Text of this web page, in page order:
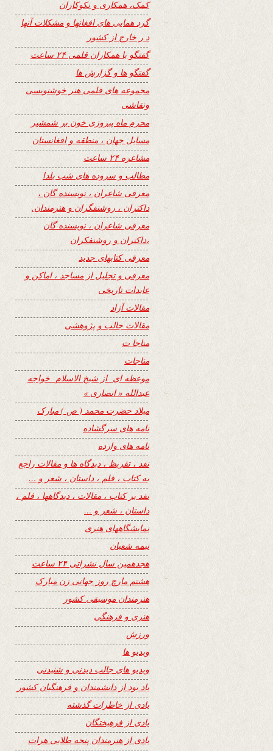
کمک، همکاری و نکوکاران
گرد همایی های افغانها و مشکلات آنها
د ر خارج از کشور
گفتگو با همکاران قلمی ۲۴ ساعت
گفتگو ها و گزارش ها
مجموعه های قلمی هنر خوشنویسی
ونقاشی
محرم ماه پیروزی خون بر شمشیر
مسایل جهان ، منطقه و افغانستان
مشاعره ۲۴ ساعت
مطالب و سروده های شب یلدا
معرفی شاعران ، نویسنده گان ،
داکتران ، روشنفگران و هنرمندان.
معرفی شاعران ، نویسنده گان
،داکتران و روشنفکران
معرفی کتابهای جدید
معرفی و تجلیل از مساجد ، اماکن و
عابدات تاریخی
مقالات آزاد
مقالات جالب و پژوهشی
مناجا ت
مناجات
موعظه ای از شیخ الاسلام خواجه
عبدالله « انصاری »
میلاد حضرت محمد ( ص ) مبارک
نامه های سرگشاده
نامه های وارده
نفد ، تقریظ ، دیدگاه ها و مقالات راجع
به کتاب ، فلم ، داستان ، شعر و …
نفد بر کتاب ، مقالات ، دیدگاهها ، فلم ،
داستان ، شعر و …
نمایشگاههای هنری
نیمه شعبان
هجدهمین سال نشراتی ۲۴ ساعت
هشتم مارچ روز جهانی زن مبارک
هنرمندان موسیقی کشور
هنری و فرهنگی
ورزش
ویدیو ها
ویدیو های جالب دیدنی و شنیدنی
یاد بود از دانشمندان و فرهنگیان کشور
یادی از خاطرات گذشته
یادی از فرهیختگان
یادی از هنرمندان پنجه طلایی هرات